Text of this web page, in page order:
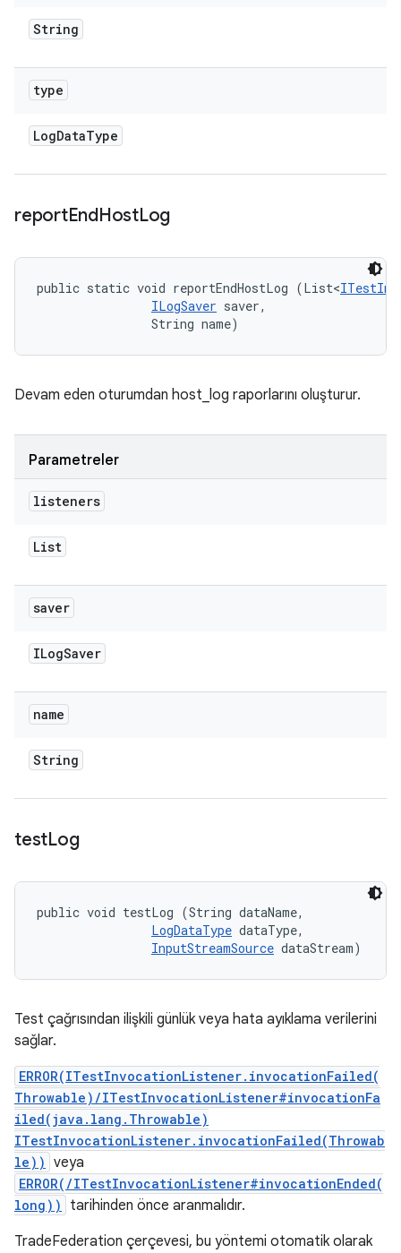
String
type
LogDataType
reportEndHostLog
public static void reportEndHostLog (List<
ILogSaver saver,
                String name)
Devam eden oturumdan host_log raporlarını oluşturur.
Parametreler
listeners
List
saver
ILogSaver
name
String
testLog
public void testLog (String dataName,
LogDataType dataType,
InputStreamSource dataStream)
Test çağrısından ilişkili günlük veya hata ayıklama verilerini
sağlar.
ERROR(ITestInvocationListener.invocationFailed(
Throwable)/ITestInvocationListener#invocationFa
iled(java.lang.Throwable)
ITestInvocationListener.invocationFailed(Throwab
le)) veya
ERROR(/ITestInvocationListener#invocationEnded(
long))
tarihinden önce aranmalıdır.
TradeFederation çerçevesi, bu yöntemi otomatik olarak